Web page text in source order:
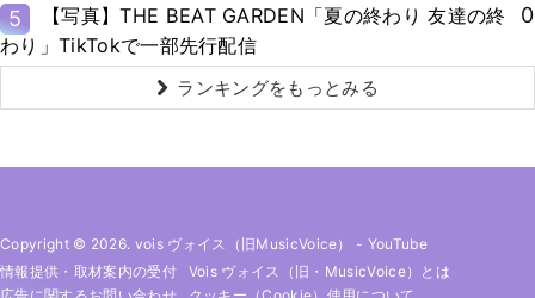
5
【写真】THE BEAT GARDEN「夏の終わり 友達の終
わり」TikTokで一部先行配信
0
ランキングをもっとみる
Copyright © 2026. vois ヴォイス（旧MusicVoice） - YouTube
情報提供・取材案内の受付
Vois ヴォイス（旧・MusicVoice）とは